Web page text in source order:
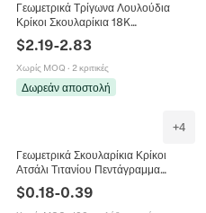
Γεωμετρικά Τρίγωνα Λουλούδια
Κρίκοι Σκουλαρίκια 18K
Επιχρυσωμένο Κράμα Με Χάλκινο
Στέλεχος Τεχνητό Τεχνητό
Μαργαριτάρι Ζιργκόν Vintage Μόδα
Για Γυναίκες
$2.19-2.83
Χωρίς MOQ · 2 κριτικές
Δωρεάν αποστολή
+4
Γεωμετρικά Σκουλαρίκια Κρίκοι
Ατσάλι Τιτανίου Πεντάγραμμα
Κοσμήματα Για Άνδρες Γυναίκες
$0.18-0.39